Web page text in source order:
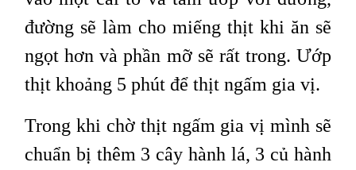
đường sẽ làm cho miếng thịt khi ăn sẽ
ngọt hơn và phần mỡ sẽ rất trong. Ướp
thịt khoảng 5 phút để thịt ngấm gia vị.
Trong khi chờ thịt ngấm gia vị mình sẽ
chuẩn bị thêm 3 cây hành lá, 3 củ hành